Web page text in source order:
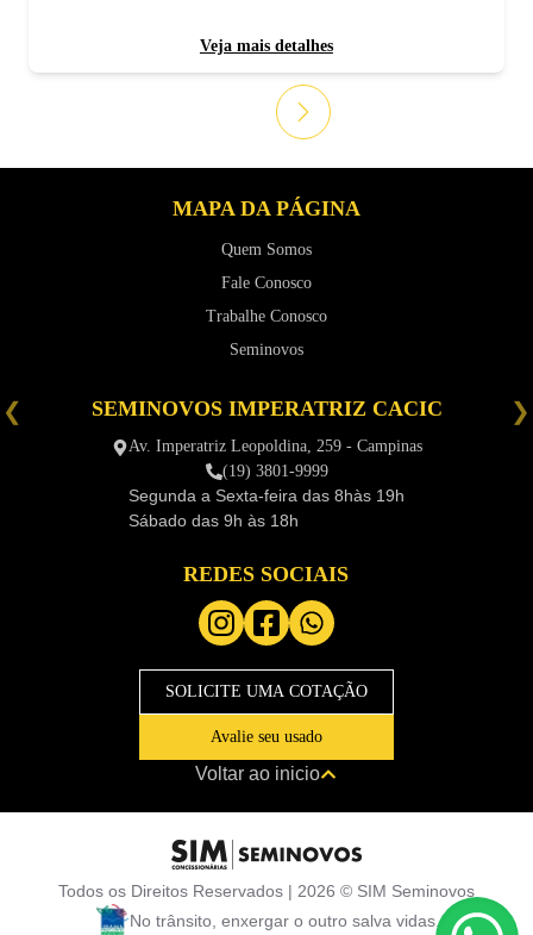
Veja mais detalhes
MAPA DA PÁGINA
Quem Somos
Fale Conosco
Trabalhe Conosco
Seminovos
SEMINOVOS IMPERATRIZ CACIC
Av. Imperatriz Leopoldina, 259 - Campinas
(19) 3801-9999
Segunda a Sexta-feira das 8hàs 19h
Sábado das 9h às 18h
REDES SOCIAIS
SOLICITE UMA COTAÇÃO
Avalie seu usado
Voltar ao inicio
Todos os Direitos Reservados | 2026 © SIM Seminovos
No trânsito, enxergar o outro salva vidas.